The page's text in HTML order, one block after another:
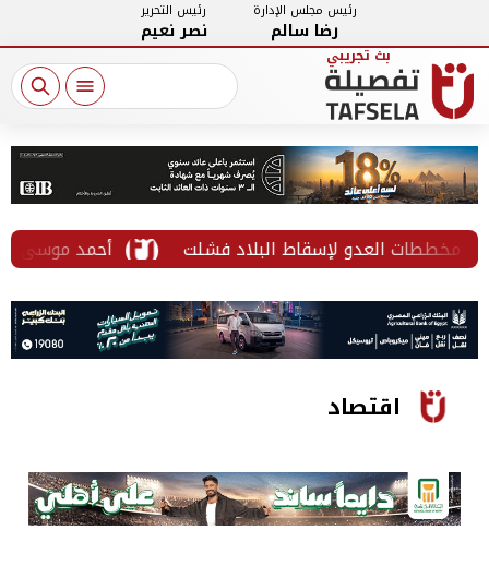
رئيس مجلس الإدارة
رضا سالم
رئيس التحرير
نصر نعيم
أحمد موسى: مخططات العدو لإسقاط البلاد فشلت
اقتصاد